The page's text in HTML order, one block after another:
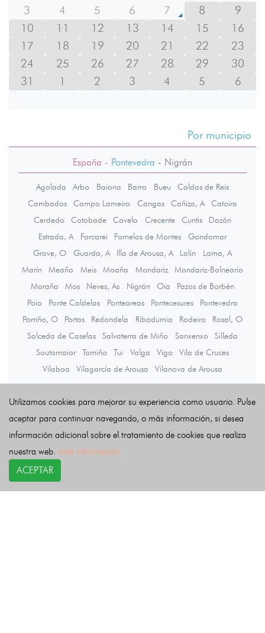
3
4 5 6 7 8
9
10
11 12 13 14 15
16
17
18 19 20 21 22
23
24
25 26 27 28 29
30
31
1 2 3 4 5 6
Por municipio
España - Pontevedra - Nigrán
Agolada Arbo Baiona Barro Bueu
Caldas de Reis
Cambados
Campo Lameiro Cangas Cañiza, A
Catoira
Cerdedo
Cotobade Covelo Crecente Cuntis
Dozón
Estrada, A
Forcarei Fornelos de Montes
Gondomar
Grove, O
Guarda, A Illa de Arousa, A Lalín
Lama, A
Marín
Meaño Meis Moaña Mondariz
Mondariz-Balneario
Moraña
Mos Neves, As Nigrán Oia
Pazos de Borbén
Poio
Ponte Caldelas Ponteareas Pontecesures
Pontevedra
Porriño, O
Portas Redondela Ribadumia Rodeiro
Rosal, O
Salceda de Caselas
Salvaterra de Miño Sanxenxo
Silleda
Soutomaior
Tomiño Tui Valga Vigo
Vila de Cruces
Vilaboa
Vilagarcía de Arousa Vilanova de Arousa
Últimas noticias
Utilizamos cookies para mejorar su experiencia como usuario. Pulse
aceptar para continuar navegando, o más información, si desea
información adicional sobre el tratamiento de cookies que realiza
nuestra web. Más información
ACEPTAR